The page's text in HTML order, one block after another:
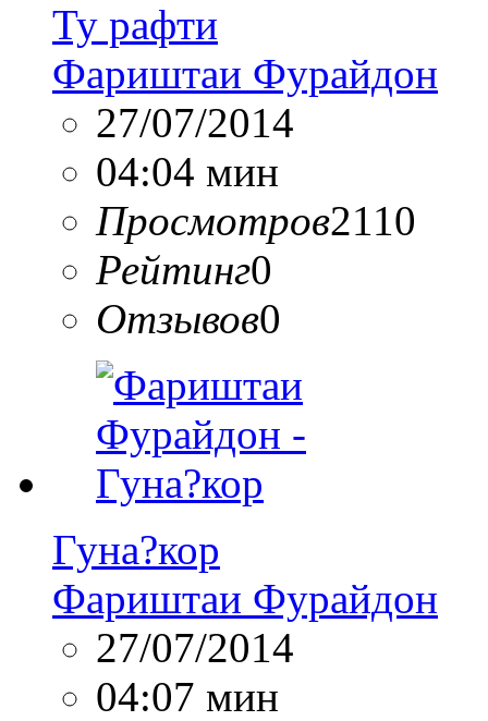
Ту рафти
Фариштаи Фурайдон
27/07/2014
04:04 мин
Просмотров2110
Рейтинг0
Отзывов0
Гуна?кор
Фариштаи Фурайдон
27/07/2014
04:07 мин